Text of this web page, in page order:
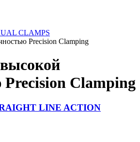
CLAMPS
Precision Clamping
Precision Clamping
LINE ACTION